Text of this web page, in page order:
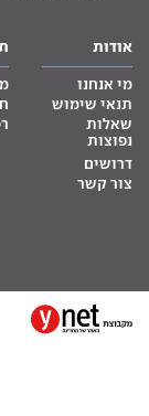
אודות
מי אנחנו
תנאי שימוש
שאלות
נפוצות
דרושים
צור קשר